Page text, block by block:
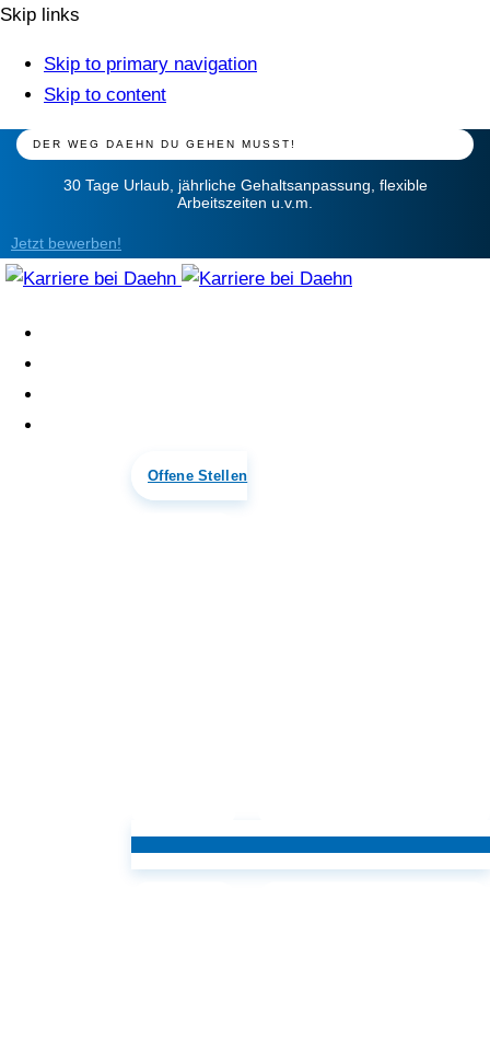
Skip links
Skip to primary navigation
Skip to content
DER WEG DAEHN DU GEHEN MUSST!
30 Tage Urlaub, jährliche Gehaltsanpassung, flexible
Arbeitszeiten u.v.m.
Jetzt bewerben!
Offene Stellen